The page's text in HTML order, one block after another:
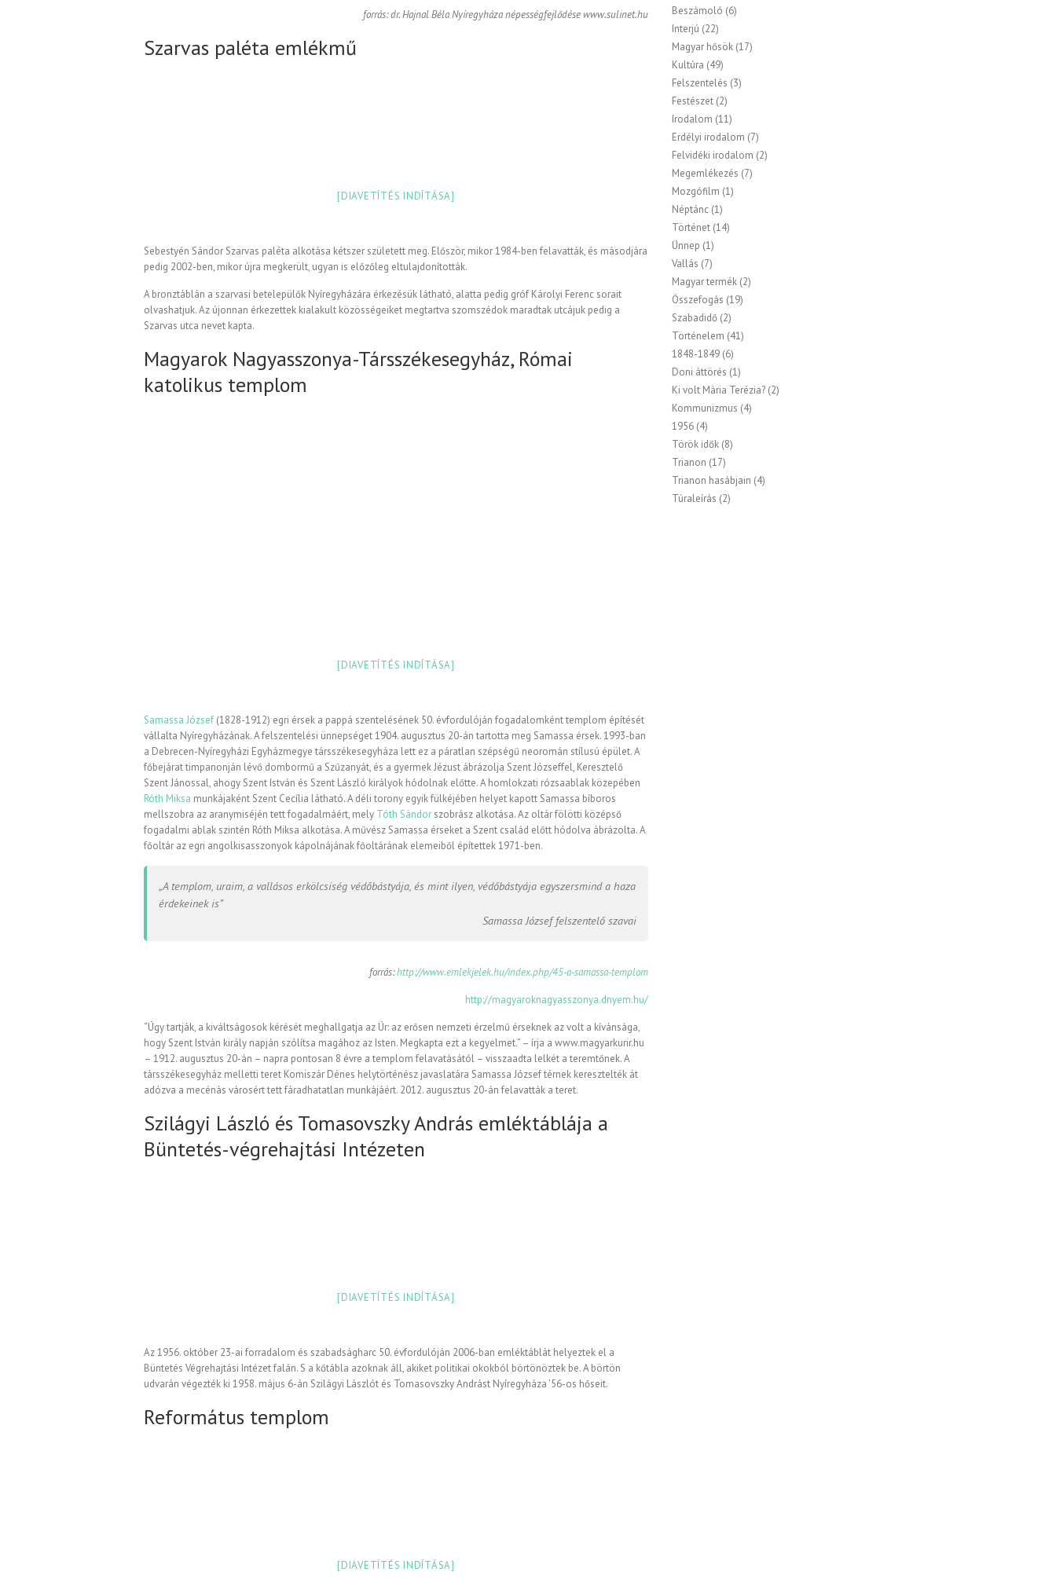
forrás: dr. Hajnal Béla Nyíregyháza népességfejlődése www.sulinet.hu
Szarvas paléta emlékmű
[DIAVETÍTÉS INDÍTÁSA]
Sebestyén Sándor Szarvas paléta alkotása kétszer született meg. Először, mikor 1984-ben felavatták, és másodjára
pedig 2002-ben, mikor újra megkerült, ugyan is előzőleg eltulajdonították.
A bronztáblán a szarvasi betelepülők Nyíregyházára érkezésük látható, alatta pedig gróf Károlyi Ferenc sorait
olvashatjuk. Az újonnan érkezettek kialakult közösségeiket megtartva szomszédok maradtak utcájuk pedig a
Szarvas utca nevet kapta.
Magyarok Nagyasszonya-Társszékesegyház, Római
katolikus templom
[DIAVETÍTÉS INDÍTÁSA]
Samassa József (1828-1912) egri érsek a pappá szentelésének 50. évfordulóján fogadalomként templom építését
vállalta Nyíregyházának. A felszentelési ünnepséget 1904. augusztus 20-án tartotta meg Samassa érsek. 1993-ban
a Debrecen-Nyíregyházi Egyházmegye társszékesegyháza lett ez a páratlan szépségű neoromán stílusú épület. A
főbejárat timpanonján lévő dombormű a Szűzanyát, és a gyermek Jézust ábrázolja Szent Józseffel, Keresztelő
Szent Jánossal, ahogy Szent István és Szent László királyok hódolnak előtte. A homlokzati rózsaablak közepében
Róth Miksa munkájaként Szent Cecília látható. A déli torony egyik fülkéjében helyet kapott Samassa bíboros
mellszobra az aranymiséjén tett fogadalmáért, mely Tóth Sándor szobrász alkotása. Az oltár fölötti középső
fogadalmi ablak szintén Róth Miksa alkotása. A művész Samassa érseket a Szent család előtt hódolva ábrázolta. A
főoltár az egri angolkisasszonyok kápolnájának főoltárának elemeiből építettek 1971-ben.
„A templom, uraim, a vallásos erkölcsiség védőbástyája, és mint ilyen, védőbástyája egyszersmind a haza
érdekeinek is”
Samassa József felszentelő szavai
forrás:http://www.emlekjelek.hu/index.php/45-a-samassa-templom
http://magyaroknagyasszonya.dnyem.hu/
“Úgy tartják, a kiváltságosok kérését meghallgatja az Úr: az erősen nemzeti érzelmű érseknek az volt a kívánsága,
hogy Szent István király napján szólítsa magához az Isten. Megkapta ezt a kegyelmet.” – írja a www.magyarkurir.hu
– 1912. augusztus 20-án – napra pontosan 8 évre a templom felavatásától – visszaadta lelkét a teremtőnek. A
társszékesegyház melletti teret Komiszár Dénes helytörténész javaslatára Samassa József térnek keresztelték át
adózva a mecénás városért tett fáradhatatlan munkájáért. 2012. augusztus 20-án felavatták a teret.
Szilágyi László és Tomasovszky András emléktáblája a
Büntetés-végrehajtási Intézeten
[DIAVETÍTÉS INDÍTÁSA]
Az 1956. október 23-ai forradalom és szabadságharc 50. évfordulóján 2006-ban emléktáblát helyeztek el a
Büntetés Végrehajtási Intézet falán. S a kőtábla azoknak áll, akiket politikai okokból börtönöztek be. A börtön
udvarán végezték ki 1958. május 6-án Szilágyi Lászlót és Tomasovszky Andrást Nyíregyháza ’56-os hőseit.
Református templom
[DIAVETÍTÉS INDÍTÁSA]
Beszámoló (6)
Interjú (22)
Magyar hősök (17)
Kultúra (49)
Felszentelés (3)
Festészet (2)
Irodalom (11)
Erdélyi irodalom (7)
Felvidéki irodalom (2)
Megemlékezés (7)
Mozgófilm (1)
Néptánc (1)
Történet (14)
Ünnep (1)
Vallás (7)
Magyar termék (2)
Összefogás (19)
Szabadidő (2)
Történelem (41)
1848-1849 (6)
Doni áttörés (1)
Ki volt Mária Terézia? (2)
Kommunizmus (4)
1956 (4)
Török idők (8)
Trianon (17)
Trianon hasábjain (4)
Túraleírás (2)